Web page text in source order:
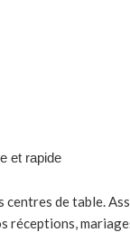
et rapide
de table.
réceptions,